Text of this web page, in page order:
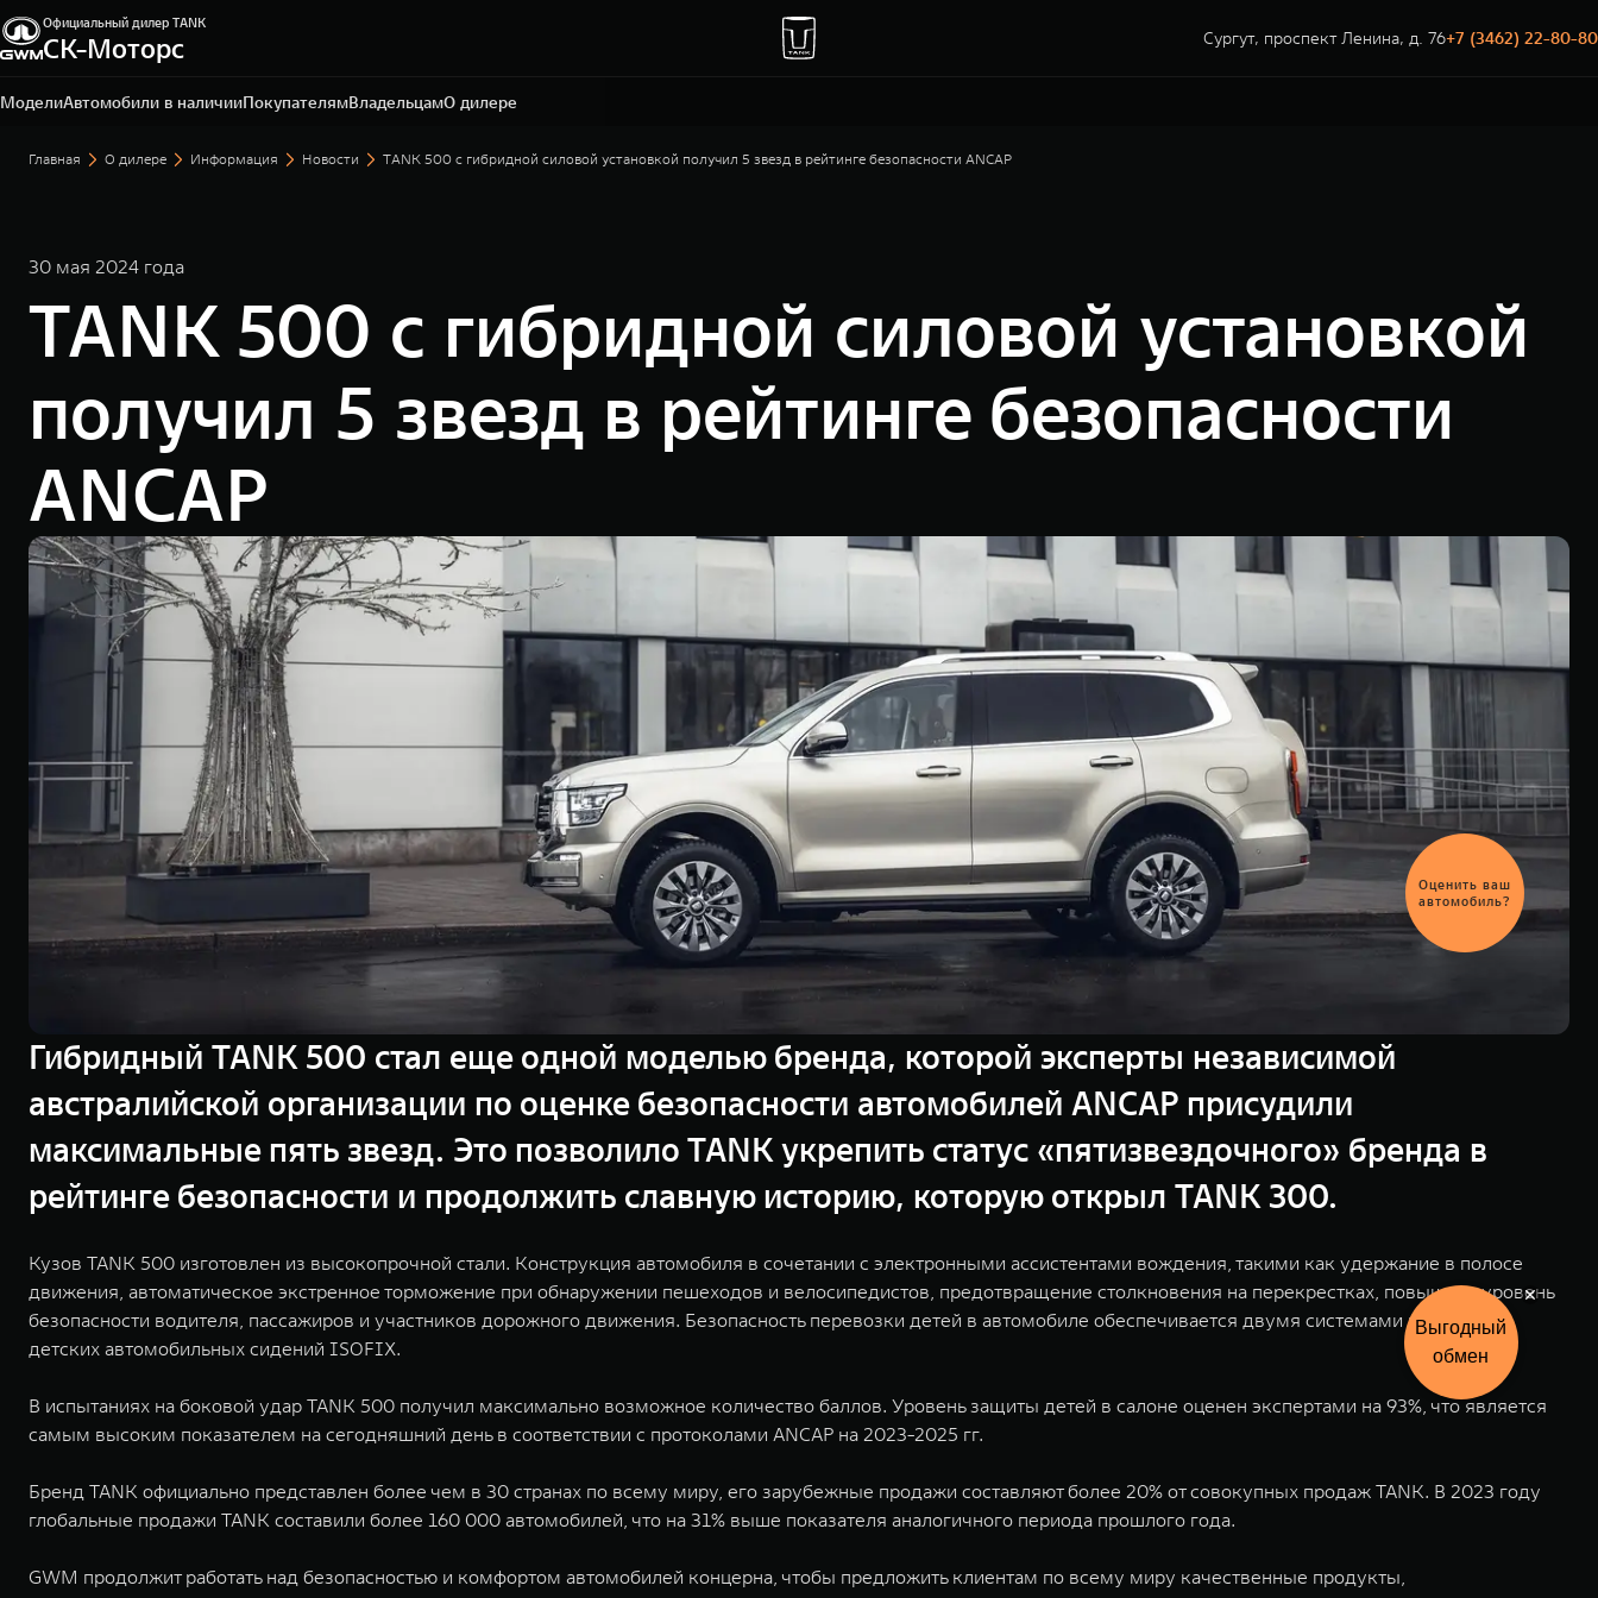
Официальный дилер TANK
СК-Моторс Сургут, проспект Ленина, д. 76+7 (3462) 22-80-80
МоделиАвтомобили в наличииПокупателямВладельцамО дилере
Сургут, проспект Ленина, д. 76
+7 (3462) 22-80-80
Главная О дилере Информация Новости TANK 500 с гибридной силовой установкой получил 5 звезд в рейтинге безопасности ANCAP
30 мая 2024 года
TANK 500 с гибридной силовой установкой
получил 5 звезд в рейтинге безопасности
ANCAP
Гибридный TANK 500 стал еще одной моделью бренда, которой эксперты независимой
австралийской организации по оценке безопасности автомобилей ANCAP присудили
максимальные пять звезд. Это позволило TANK укрепить статус «пятизвездочного» бренда в
рейтинге безопасности и продолжить славную историю, которую открыл TANK 300.
Кузов TANK 500 изготовлен из высокопрочной стали. Конструкция автомобиля в сочетании с электронными ассистентами вождения, такими как удержание в полосе
движения, автоматическое экстренное торможение при обнаружении пешеходов и велосипедистов, предотвращение столкновения на перекрестках, повышают уровень
безопасности водителя, пассажиров и участников дорожного движения. Безопасность перевозки детей в автомобиле обеспечивается двумя системами крепления
детских автомобильных сидений ISOFIX.
В испытаниях на боковой удар TANK 500 получил максимально возможное количество баллов. Уровень защиты детей в салоне оценен экспертами на 93%, что является
самым высоким показателем на сегодняшний день в соответствии с протоколами ANCAP на 2023-2025 гг.
Бренд TANK официально представлен более чем в 30 странах по всему миру, его зарубежные продажи составляют более 20% от совокупных продаж TANK. В 2023 году
глобальные продажи TANK составили более 160 000 автомобилей, что на 31% выше показателя аналогичного периода прошлого года.
GWM продолжит работать над безопасностью и комфортом автомобилей концерна, чтобы предложить клиентам по всему миру качественные продукты,
Выгодный
обмен
обмен
автомобиля